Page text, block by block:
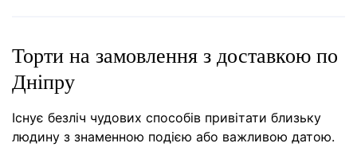
Торти на замовлення з доставкою по
Дніпру
Існує безліч чудових способів привітати близьку
людину з знаменною подією або важливою датою.